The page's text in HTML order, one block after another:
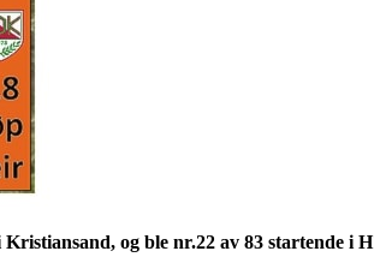
og ble nr.22 av 83 startende i